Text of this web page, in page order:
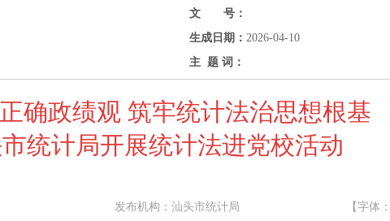
文 号：
生成日期： 2026-04-10
主 题 词：
确政绩观 筑牢统计法治思想根基
统计局开展统计法进党校活动
发布机构：汕头市统计局 【字体：